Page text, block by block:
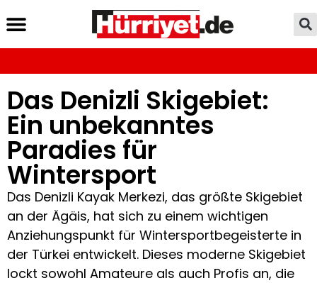
Das Denizli Skigebiet:
Ein unbekanntes
Paradies für
Wintersport
Das Denizli Kayak Merkezi, das größte Skigebiet
an der Ägäis, hat sich zu einem wichtigen
Anziehungspunkt für Wintersportbegeisterte in
der Türkei entwickelt. Dieses moderne Skigebiet
lockt sowohl Amateure als auch Profis an, die